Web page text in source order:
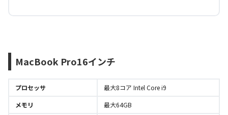
MacBook Pro16インチ
プロセッサ
最大8コア Intel Core i9
メモリ
最大64GB